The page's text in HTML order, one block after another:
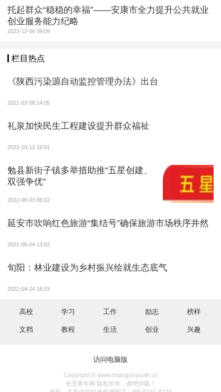
托起群众“稳稳的幸福”——安康市全力提升公共就业
创业服务能力纪略
2023-12-06 09:09
栏目热点
《陕西污染源自动监控管理办法》出台
2021-03-08 14:05
礼泉加快民生工程建设提升群众福祉
2022-10-12 18:01
勉县新街子镇多举措助推“五星创建、
双强争优”
2022-08-03 06:02
延安市吹响红色旅游“集结号”确保旅游市场秩序井然
2021-05-04 13:02
旬阳：林业建设为乡村振兴绘就生态底气
2022-04-24 16:03
高校 学习 工作 励志 榜样
文档 教程 生活 创业 兴趣
访问电脑版
Copyright © www.changanyouth.cn
长安青年网 版权所有，谢绝转载！